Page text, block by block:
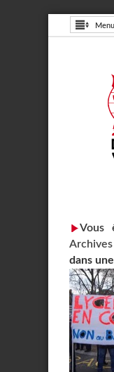
Menu
Vous
Archives
dans